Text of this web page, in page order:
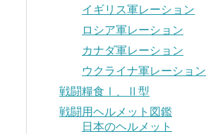
イギリス軍レーション
ロシア軍レーション
カナダ軍レーション
ウクライナ軍レーション
戦闘糧食Ⅰ、Ⅱ型
戦闘用ヘルメット図鑑
日本のヘルメット